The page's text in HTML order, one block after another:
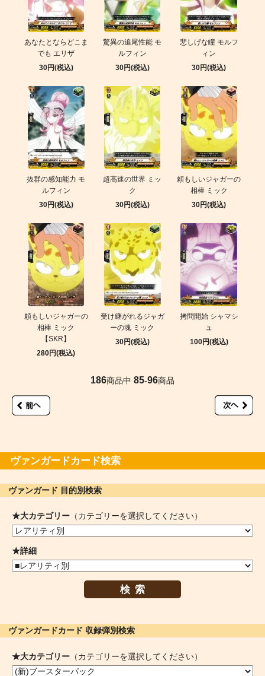
あなたとならどこま
でも エリザ
30円(税込)
驚異の追尾性能 モ
ルフィン
30円(税込)
悲しげな瞳 モルフ
ィン
30円(税込)
抜群の感知能力 モ
ルフィン
30円(税込)
超高速の世界 ミッ
ク
30円(税込)
頼もしいジャガーの
相棒 ミック
30円(税込)
頼もしいジャガーの
相棒 ミック
【SKR】
280円(税込)
受け継がれるジャガ
ーの魂 ミック
30円(税込)
拷問開始 シャマシ
ュ
100円(税込)
186商品中 85-96商品
ヴァンガードカード検索
ヴァンガード 目的別検索
★大カテゴリー （カテゴリーを選択してください）
★詳細
検索
ヴァンガードカード 収録弾別検索
★大カテゴリー （カテゴリーを選択してください）